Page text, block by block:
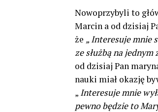
Nowoprzybyli to
Marcin a od dzisiaj
że „ Interesuje mnie
ze służbą na
od dzisiaj Pan
nauki miał okazję
„ Interesuje mnie
pewno będzie to